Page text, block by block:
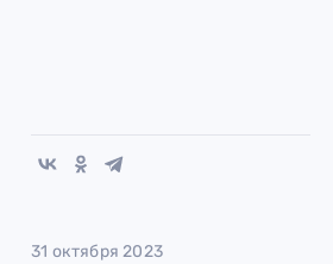
31 октября 2023